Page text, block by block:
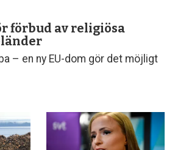
förbud av religiösa
länder
– en ny EU-dom gör det möjligt